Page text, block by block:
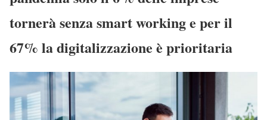
tornerà senza smart working e per il
67% la digitalizzazione è prioritaria